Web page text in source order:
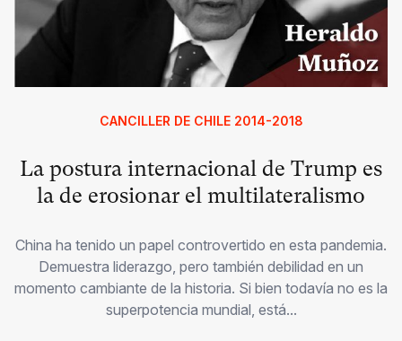
CANCILLER DE CHILE 2014-2018
La postura internacional de Trump es
la de erosionar el multilateralismo
China ha tenido un papel controvertido en esta pandemia.
Demuestra liderazgo, pero también debilidad en un
momento cambiante de la historia. Si bien todavía no es la
superpotencia mundial, está...